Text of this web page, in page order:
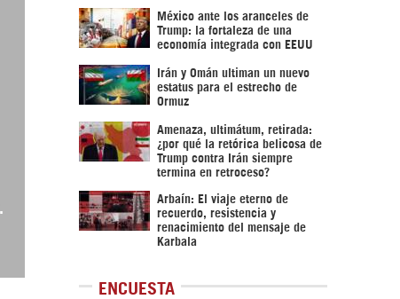
México ante los aranceles de
Trump: la fortaleza de una
economía integrada con EEUU
Irán y Omán ultiman un nuevo
estatus para el estrecho de
Ormuz
Amenaza, ultimátum, retirada:
¿por qué la retórica belicosa de
Trump contra Irán siempre
termina en retroceso?
Arbaín: El viaje eterno de
recuerdo, resistencia y
renacimiento del mensaje de
Karbala
ENCUESTA